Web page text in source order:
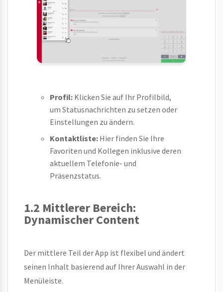
Profil: Klicken Sie auf Ihr Profilbild,
um Statusnachrichten zu setzen oder
Einstellungen zu ändern.
Kontaktliste: Hier finden Sie Ihre
Favoriten und Kollegen inklusive deren
aktuellem Telefonie- und
Präsenzstatus.
1.2 Mittlerer Bereich:
Dynamischer Content
Der mittlere Teil der App ist flexibel und ändert
seinen Inhalt basierend auf Ihrer Auswahl in der
Menüleiste.